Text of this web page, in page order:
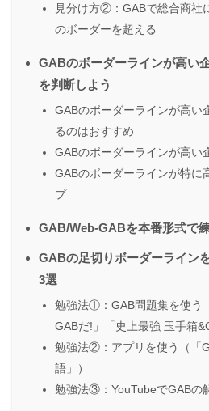
見分け方②：GABで総合商社
のボーダーを超える
GABのボーダーラインが高い
を判断しよう
GABのボーダーラインが高い
るのはおすすめ
GABのボーダーラインが高い
GABのボーダーラインが特に
プ
GAB/Web-GABを本番形式で
GABの足切りボーダーライン
3選
勉強法①：GAB問題集を使う
GABだ!」「史上最強 玉手箱
勉強法②：アプリを使う（「
語」）
勉強法③：YouTubeでGABの